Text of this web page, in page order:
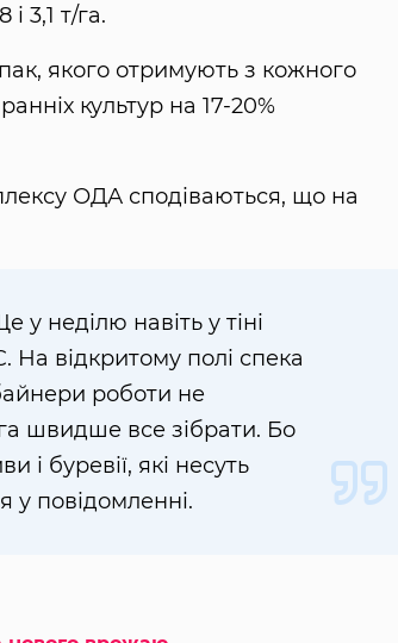
3,1 т/га.
якого отримують з кожного
культур на 17-20%
ОДА сподіваються, що на
неділю навіть у тіні
На відкритому полі спека
роботи не
швидше все зібрати. Бо
і буревії, які несуть
повідомленні.